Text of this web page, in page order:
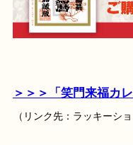
＞＞＞「笑門来福カ
（リンク先：ラッキーショ